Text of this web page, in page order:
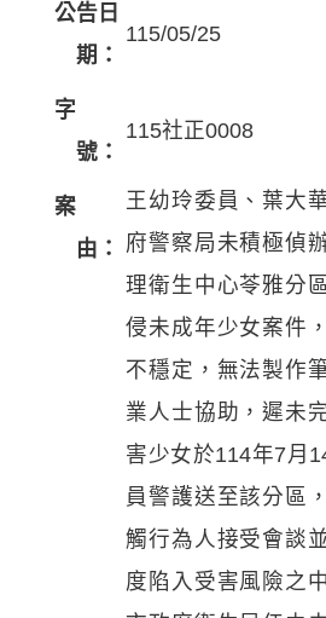
公告日
期：
115/05/25
字
號：
115社正0008
案
由：
王幼玲委員、葉大
府警察局未積極偵
理衛生中心苓雅分
侵未成年少女案件
不穩定，無法製作
業人士協助，遲未
害少女於114年7月
員警護送至該分區
觸行為人接受會談
度陷入受害風險之